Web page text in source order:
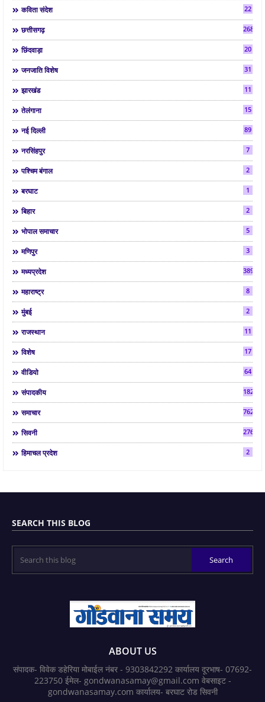
कविता संदेश 22
छत्तीसगढ़ 268
छिंदवाड़ा 20
जनजाति विशेष 31
झारखंड 11
तेलंगाना 15
नई दिल्ली 89
नरसिंहपुर 7
पश्चिम बंगाल 2
बरघाट 1
बिहार 2
भोपाल समाचार 5
मणिपुर 3
मध्यप्रदेश 3892
महाराष्ट्र 8
मुंबई 2
राजस्थान 11
विशेष 17
वीडियो 64
संपादकीय 182
समाचार 7624
सिवनी 2763
हिमाचल प्रदेश 2
SEARCH THIS BLOG
ABOUT US
संपादक- विवेक डहेरिया मोबाईल नंबर - 9303842292 कार्यालय दूरभाष- 07692-
223750 ईमेल- gondwanasamay@gmail.com वेबसाइट -
gondwanasamay.com कार्यालय- बरघाट रोड सिवनी